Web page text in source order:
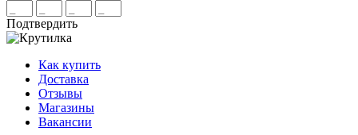
Подтвердить
Как купить
Доставка
Отзывы
Магазины
Вакансии